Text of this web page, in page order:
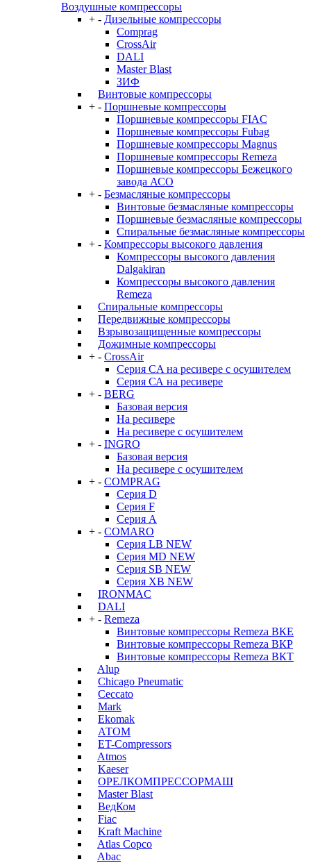
Воздушные компрессоры
+ - Дизельные компрессоры
Comprag
CrossAir
DALI
Master Blast
ЗИФ
Винтовые компрессоры
+ - Поршневые компрессоры
Поршневые компрессоры FIAC
Поршневые компрессоры Fubag
Поршневые компрессоры Magnus
Поршневые компрессоры Remeza
Поршневые компрессоры Бежецкого
завода АСО
+ - Безмасляные компрессоры
Винтовые безмасляные компрессоры
Поршневые безмасляные компрессоры
Спиральные безмасляные компрессоры
+ - Компрессоры высокого давления
Компрессоры высокого давления
Dalgakiran
Компрессоры высокого давления
Remeza
Спиральные компрессоры
Передвижные компрессоры
Взрывозащищенные компрессоры
Дожимные компрессоры
+ - CrossAir
Серия CA на ресивере с осушителем
Серия СА на ресивере
+ - BERG
Базовая версия
На ресивере
На ресивере с осушителем
+ - INGRO
Базовая версия
На ресивере с осушителем
+ - COMPRAG
Серия D
Серия F
Серия А
+ - COMARO
Серия LB NEW
Серия MD NEW
Серия SB NEW
Серия XB NEW
IRONMAC
DALI
+ - Remeza
Винтовые компрессоры Remeza ВКЕ
Винтовые компрессоры Remeza ВКР
Винтовые компрессоры Remeza ВКТ
Alup
Chicago Pneumatic
Ceccato
Mark
Ekomak
АТОМ
ET-Compressors
Atmos
Kaeser
ОРЕЛКОМПРЕССОРМАШ
Master Blast
ВедКом
Fiac
Kraft Machine
Atlas Copco
Abac